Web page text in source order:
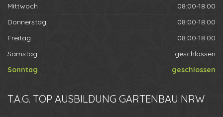
Mittwoch
08:00-18:00
Donnerstag
08:00-18:00
Freitag
08:00-18:00
Samstag
geschlossen
Sonntag
geschlossen
T.A.G. TOP AUSBILDUNG GARTENBAU NRW